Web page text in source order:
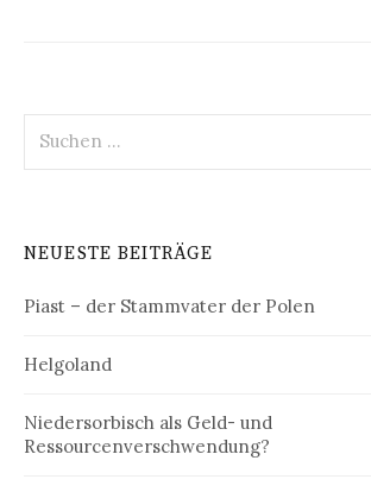
nach:
NEUESTE BEITRÄGE
Piast – der Stammvater der Polen
Helgoland
Niedersorbisch als Geld- und
Ressourcenverschwendung?